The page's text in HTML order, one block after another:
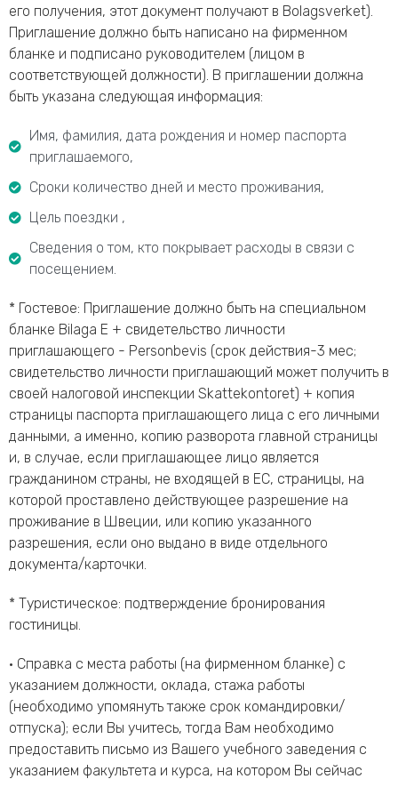
его получения, этот документ получают в Bolagsverket).
Приглашение должно быть написано на фирменном
бланке и подписано руководителем (лицом в
соответствующей должности). В приглашении должна
быть указана следующая информация:
Имя, фамилия, дата рождения и номер паспорта
приглашаемого,
Сроки количество дней и место проживания,
Цель поездки ,
Сведения о том, кто покрывает расходы в связи с
посещением.
* Гостевое: Приглашение должно быть на специальном
бланке Bilaga E + свидетельство личности
приглашающего - Personbevis (срок действия-3 мес;
свидетельство личности приглашающий может получить в
своей налоговой инспекции Skattekontoret) + копия
страницы паспорта приглашающего лица с его личными
данными, а именно, копию разворота главной страницы
и, в случае, если приглашающее лицо является
гражданином страны, не входящей в ЕС, страницы, на
которой проставлено действующее разрешение на
проживание в Швеции, или копию указанного
разрешения, если оно выдано в виде отдельного
документа/карточки.
* Туристическое: подтверждение бронирования
гостиницы.
• Справка с места работы (на фирменном бланке) с
указанием должности, оклада, стажа работы
(необходимо упомянуть также срок командировки/
отпуска); если Вы учитесь, тогда Вам необходимо
предоставить письмо из Вашего учебного заведения с
указанием факультета и курса, на котором Вы сейчас